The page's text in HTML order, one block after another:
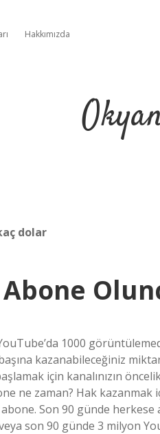
Hakkımızda
dolar
1000
kazanabileceğiniz
için kanalınızın
ne zaman? Hak kazanmak
Son 90 günde herkese
son 90 günde 3 milyon